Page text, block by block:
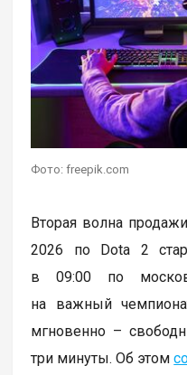
Фото: freepik.com
Вторая волна
2026 по Dota 2
в 09:00 по
на важный
мгновенно –
три минуты. Об этом